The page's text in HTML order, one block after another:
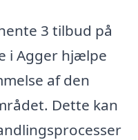
3 tilbud på
i Agger hjælpe
af den
Dette kan